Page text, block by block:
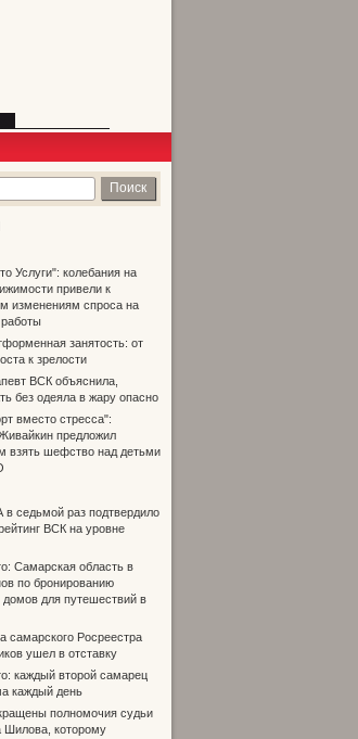
Поиск
Услуги": колебания на
привели к
изменениям спроса на
занятость: от
к зрелости
ВСК объяснила,
без одеяла в жару опасно
вместо стресса":
предложил
взять шефство над детьми
в седьмой раз подтвердило
ВСК на уровне
Самарская область в
по бронированию
домов для путешествий в
самарского Росреестра
ушел в отставку
каждый второй самарец
каждый день
полномочия судьи
Шилова, которому